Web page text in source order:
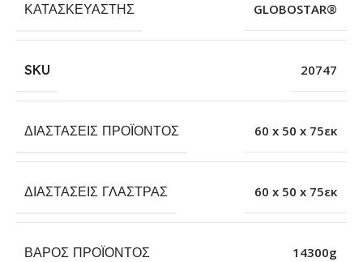
ΚΑΤΑΣΚΕΥΑΣΤΉΣ GLOBOSTAR®
SKU 20747
ΔΙΑΣΤΆΣΕΙΣ ΠΡΟΪΌΝΤΟΣ 60 x 50 x 75εκ
ΔΙΑΣΤΆΣΕΙΣ ΓΛΆΣΤΡΑΣ 60 x 50 x 75εκ
ΒΆΡΟΣ ΠΡΟΪΌΝΤΟΣ 14300g